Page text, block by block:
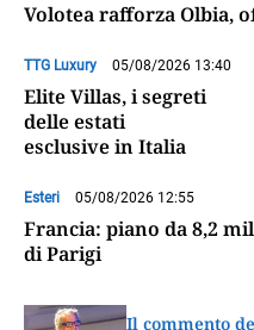
Volotea rafforza Olbia,
TTG Luxury 05/08/2026 13:40
Elite Villas, i segreti
delle estati
esclusive in Italia
Esteri 05/08/2026 12:55
Francia: piano da 8,2
di Parigi
Il commento